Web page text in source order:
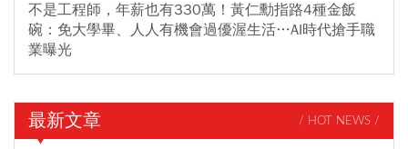
不是工程師，年薪也有330萬！黃仁勳指路4種金飯
碗：免大學畢、人人有機會過優渥生活…AI時代搶手職
業曝光
最新文章 / HOT NEWS /